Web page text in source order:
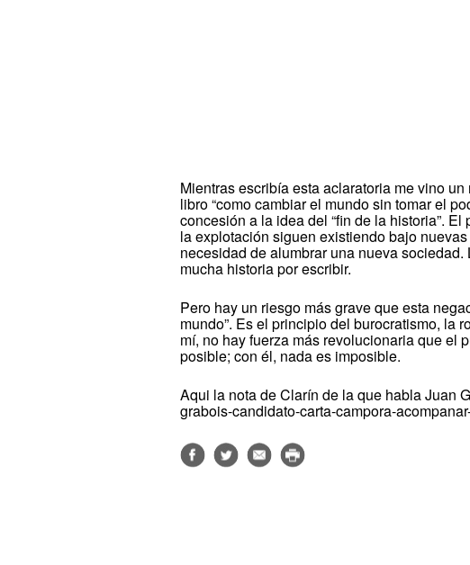
Mientras escribía esta aclaratoria me vino
libro “como cambiar el mundo sin tomar el
concesión a la idea del “fin de la historia”.
la explotación siguen existiendo bajo
necesidad de alumbrar una nueva
mucha historia por escribir.
Pero hay un riesgo más grave que esta
mundo”. Es el principio del burocratismo, la
mí, no hay fuerza más revolucionaria que el
posible; con él, nada es imposible.
Aqui la nota de Clarín de la que habla Juan
grabois-candidato-carta-campora-